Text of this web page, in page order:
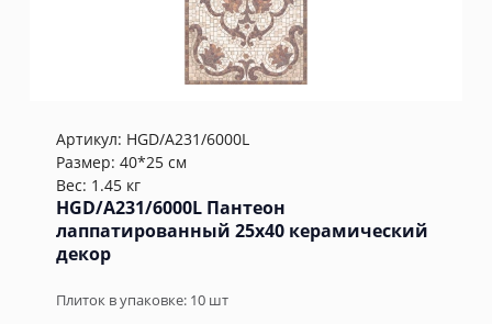
Артикул: HGD/A231/6000L
Размер: 40*25 см
Вес: 1.45 кг
HGD/A231/6000L Пантеон
лаппатированный 25x40 керамический
декор
Плиток в упаковке: 10 шт